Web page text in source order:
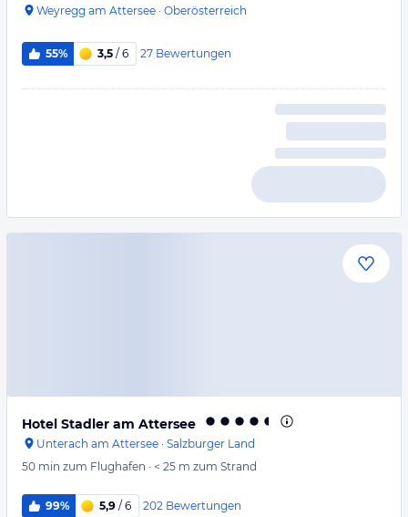
Weyregg am Attersee · Oberösterreich
55% 3,5 / 6 27 Bewertungen
Hotel Stadler am Attersee
Unterach am Attersee · Salzburger Land
50 min zum Flughafen · < 25 m zum Strand
99% 5,9 / 6 202 Bewertungen